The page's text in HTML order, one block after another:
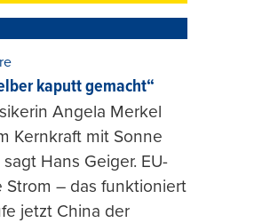
kaputt gemacht“
Angela Merkel
Kernkraft mit Sonne
Hans Geiger. EU-
– das funktioniert
jetzt China der